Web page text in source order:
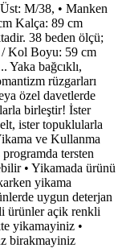
M/38, • Manken
Kalça: 89 cm
38 beden ölçü;
Kol Boyu: 59 cm
Yaka bağcıklı,
rüzgarları
özel davetlerde
birleştir! İster
ister topuklularla
ve Kullanma
tersten
• Yikamada ürünü
yikama
uygun deterjan
ürünler açik renkli
yikamayiniz •
birakmayiniz